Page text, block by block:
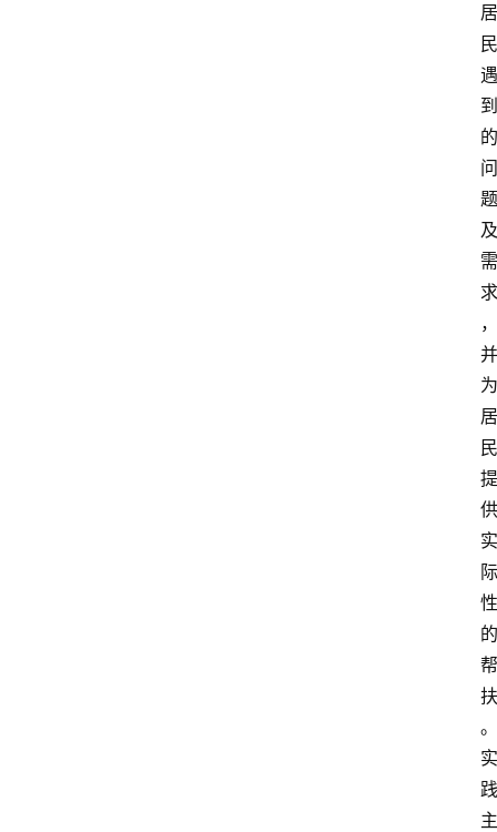
居
民
遇
到
的
问
题
及
需
求
，
并
为
居
民
提
供
实
际
性
的
帮
扶
。
实
践
主